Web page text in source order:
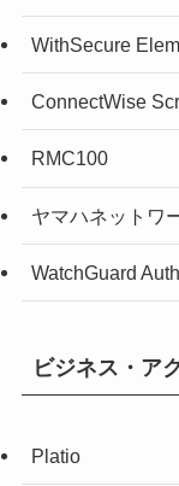
WithSecure
ConnectWise
RMC100
ヤマハネットワ
WatchGuard
ビジネス・ア
Platio